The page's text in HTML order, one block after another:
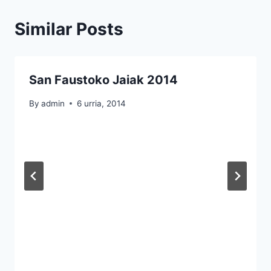
Similar Posts
San Faustoko Jaiak 2014
By admin 6 urria, 2014